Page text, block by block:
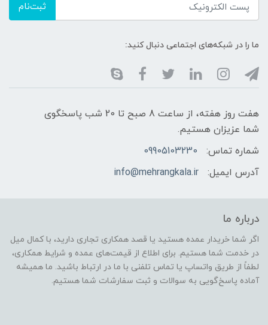
ثبت‌نام
ما را در شبکه‌های اجتماعی دنبال کنید:
هفت روز هفته، از ساعت 8 صبح تا 20 شب پاسخگوی
شما عزیزان هستیم.
شماره تماس:
09905103230
آدرس ایمیل:
info@mehrangkala.ir
درباره ما
اگر شما خریدار عمده هستید یا قصد همکاری تجاری دارید، با کمال میل
در خدمت شما هستیم. برای اطلاع از قیمت‌های عمده و شرایط همکاری،
لطفاً از طریق واتساپ یا تماس تلفنی با ما در ارتباط باشید. ما همیشه
آماده پاسخ‌گویی به سوالات و ثبت سفارشات شما هستیم.